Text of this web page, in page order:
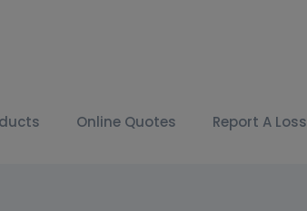
Online Quotes Report A Loss